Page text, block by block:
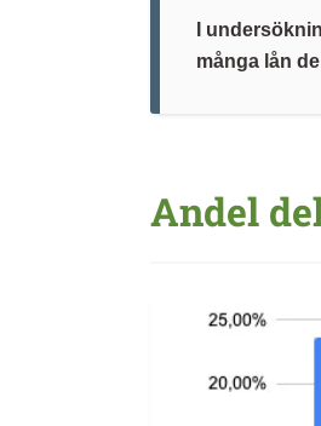
I
många lån
Andel